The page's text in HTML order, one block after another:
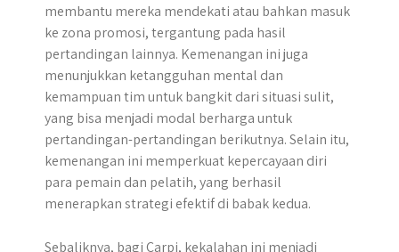
membantu mereka mendekati atau bahkan masuk
ke zona promosi, tergantung pada hasil
pertandingan lainnya. Kemenangan ini juga
menunjukkan ketangguhan mental dan
kemampuan tim untuk bangkit dari situasi sulit,
yang bisa menjadi modal berharga untuk
pertandingan-pertandingan berikutnya. Selain itu,
kemenangan ini memperkuat kepercayaan diri
para pemain dan pelatih, yang berhasil
menerapkan strategi efektif di babak kedua.
Sebaliknya, bagi Carpi, kekalahan ini menjadi